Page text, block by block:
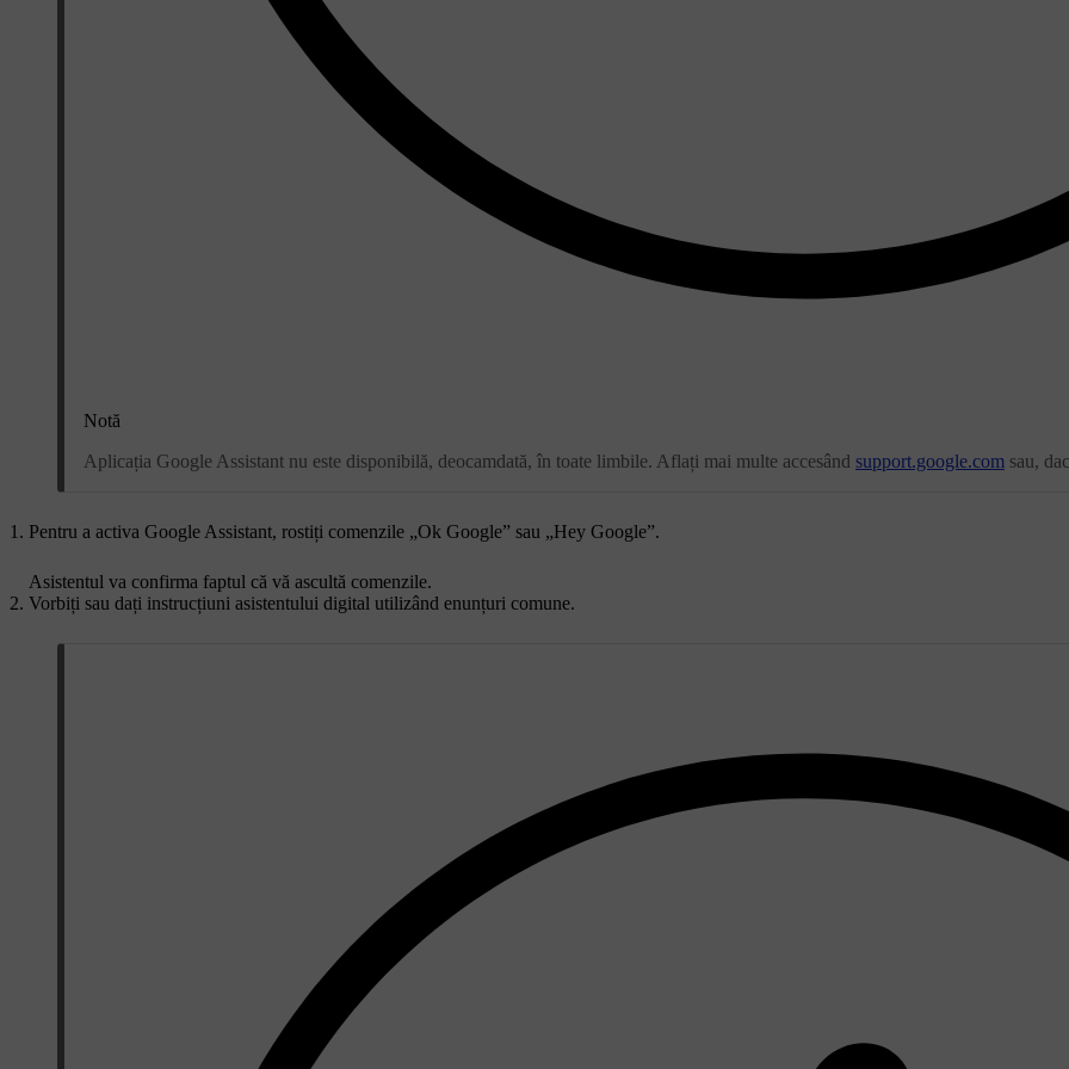
Notă
Aplicația Google Assistant nu este disponibilă, deocamdată, în toate limbile. Aflați mai multe accesând support.google.com sau,
Pentru a activa Google Assistant, rostiți comenzile „Ok Google” sau „Hey Google”.
Asistentul va confirma faptul că vă ascultă comenzile.
Vorbiți sau dați instrucțiuni asistentului digital utilizând enunțuri comune.